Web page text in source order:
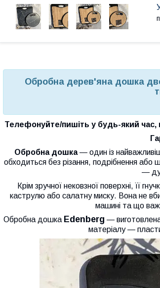
Обробна дерев'яна дошка
Телефонуйте/пишіть у будь-який час,
Обробна дошка— один із
обходиться без різання, подрібнення
—
Крім зручної нековзної поверхні, її
каструлю або салатну миску. Вона не
машині та що
Обробна дошка Edenberg — виготовлена
матеріалу —